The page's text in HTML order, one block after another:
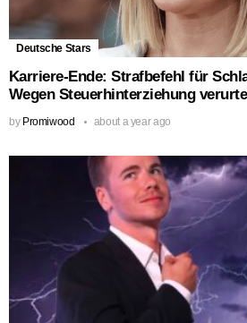
Deutsche Stars
Karriere-Ende: Strafbefehl für
Wegen Steuerhinterziehung
by Promiwood about a year ago